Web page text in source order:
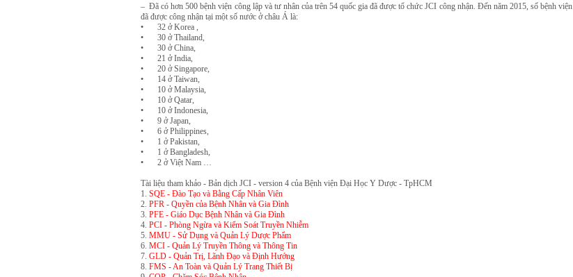
– Đã có hơn 500 bệnh viện công lập và tư nhân của trên 54 quốc gia đã được tổ chức JCI công nhận. Đến năm 2015, số bệnh viện
đã được công nhận tại một số nước ở châu Á là:
•
32 ở Korea ,
•
30 ở Thailand,
•
30 ở China,
•
21 ở India,
•
20 ở Singapore,
•
14 ở Taiwan,
•
10 ở Malaysia,
•
10 ở Qatar,
•
10 ở Indonesia,
•
9 ở Japan,
•
6 ở Philippines,
•
1 ở Pakistan,
•
1 ở Bangladesh,
•
2 ở Việt Nam …
Tài liệu tham khảo - Bản dịch JCI - version 4 của Bệnh viện Đại Học Y Dược - TpHCM
1. SQE - Đào Tạo và Bằng Cấp Nhân Viên
2. PFR - Quyền của Bệnh Nhân và Gia Đình
3. PFE - Giáo Dục Bệnh Nhân và Gia Đình
4. PCI - Phòng Ngừa và Kiểm Soát Truyền Nhiễm
5. MMU - Sử Dụng và Quản Lý Dược Phẩm
6. MCI - Quản Lý Truyền Thông và Thông Tin
7. GLD - Quản Trị, Lãnh Đạo và Định Hướng
8. FMS - An Toàn và Quản Lý Trang Thiết Bị